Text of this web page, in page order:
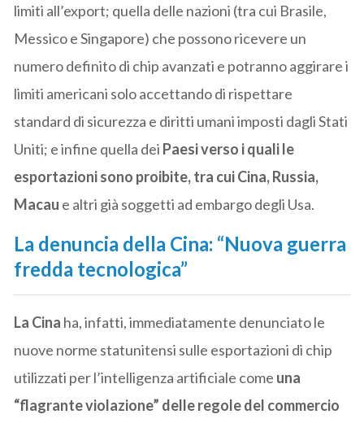
limiti all’export; quella delle nazioni (tra cui Brasile,
Messico e Singapore) che possono ricevere un
numero definito di chip avanzati e potranno aggirare i
limiti americani solo accettando di rispettare
standard di sicurezza e diritti umani imposti dagli Stati
Uniti; e infine quella dei Paesi verso i quali le
esportazioni sono proibite, tra cui Cina, Russia,
Macau e altri già soggetti ad embargo degli Usa.
La denuncia della Cina: “Nuova guerra
fredda tecnologica”
La Cina ha, infatti, immediatamente denunciato le
nuove norme statunitensi sulle esportazioni di chip
utilizzati per l’intelligenza artificiale come una
“flagrante violazione” delle regole del commercio